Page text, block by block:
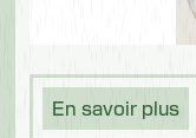
En savoir plus